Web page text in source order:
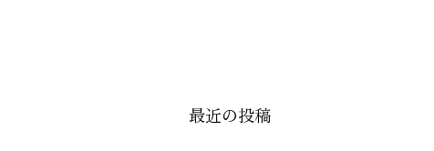
最近の投稿